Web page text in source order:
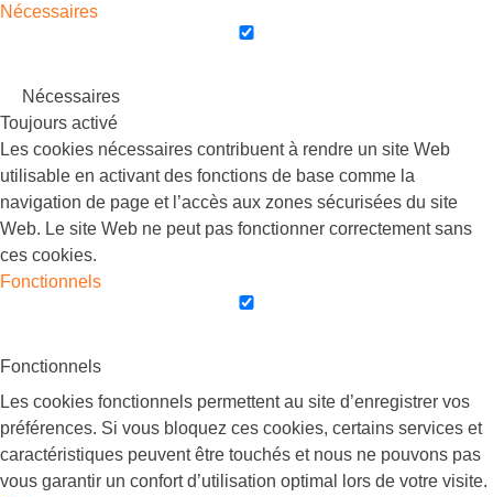
Nécessaires
Nécessaires
Toujours activé
Les cookies nécessaires contribuent à rendre un site Web
utilisable en activant des fonctions de base comme la
navigation de page et l’accès aux zones sécurisées du site
Web. Le site Web ne peut pas fonctionner correctement sans
ces cookies.
Fonctionnels
Fonctionnels
Les cookies fonctionnels permettent au site d’enregistrer vos
préférences. Si vous bloquez ces cookies, certains services et
caractéristiques peuvent être touchés et nous ne pouvons pas
vous garantir un confort d’utilisation optimal lors de votre visite.